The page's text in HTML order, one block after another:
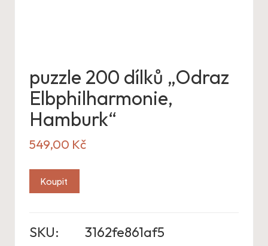
puzzle 200 dílků „Odraz
Elbphilharmonie,
Hamburk“
549,00 Kč
Koupit
SKU:
3162fe861af5